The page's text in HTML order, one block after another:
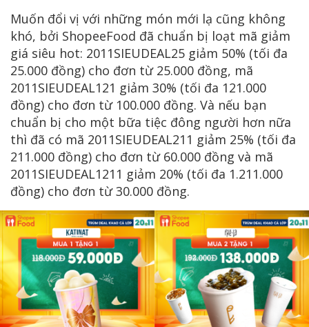
Muốn đổi vị với những món mới lạ cũng không
khó, bởi ShopeeFood đã chuẩn bị loạt mã giảm
giá siêu hot: 2011SIEUDEAL25 giảm 50% (tối đa
25.000 đồng) cho đơn từ 25.000 đồng, mã
2011SIEUDEAL121 giảm 30% (tối đa 121.000
đồng) cho đơn từ 100.000 đồng. Và nếu bạn
chuẩn bị cho một bữa tiệc đông người hơn nữa
thì đã có mã 2011SIEUDEAL211 giảm 25% (tối đa
211.000 đồng) cho đơn từ 60.000 đồng và mã
2011SIEUDEAL1211 giảm 20% (tối đa 1.211.000
đồng) cho đơn từ 30.000 đồng.